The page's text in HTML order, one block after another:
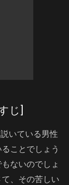
じ]
いている男性
ことでしょう
ないのでしょ
、その苦しい